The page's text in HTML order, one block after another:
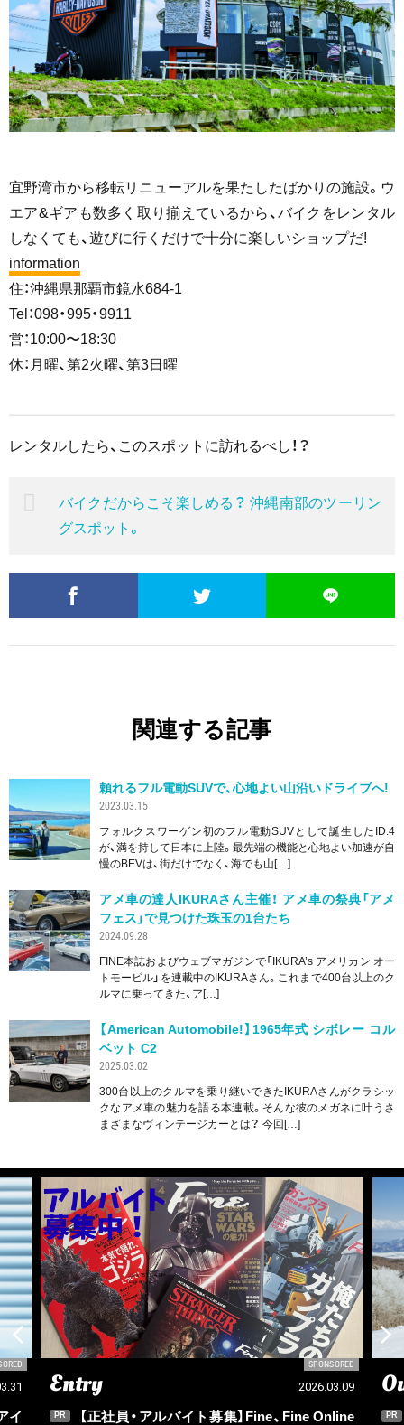
宜野湾市から移転リニューアルを果たしたばかりの施設。ウ
エア&ギアも数多く取り揃えているから、バイクをレンタル
しなくても、遊びに行くだけで十分に楽しいショップだ!
information
住：沖縄県那覇市鏡水684-1
Tel：098・995・9911
営：10:00〜18:30
休：月曜、第2火曜、第3日曜
レンタルしたら、このスポットに訪れるべし！？
バイクだからこそ楽しめる？ 沖縄南部のツーリン
グスポット。
関連する記事
頼れるフル電動SUVで、心地よい山沿いドライブへ!
2023.03.15
フォルクスワーゲン初のフル電動SUVとして誕生したID.4
が、満を持して日本に上陸。最先端の機能と心地よい加速が自
慢のBEVは、街だけでなく、海でも山[…]
アメ車の達人IKURAさん主催！ アメ車の祭典「アメ
フェス」で見つけた珠玉の1台たち
2024.09.28
FINE本誌およびウェブマガジンで「IKURA’s アメリカン オー
トモービル」を連載中のIKURAさん。これまで400台以上のク
ルマに乗ってきた、ア[…]
【American Automobile!】1965年式 シボレー コル
ベット C2
2025.03.02
300台以上のクルマを乗り継いできたIKURAさんがクラシッ
クなアメ車の魅力を語る本連載。そんな彼のメガネに叶うさ
まざまなヴィンテージカーとは？ 今回[…]
2026.03.09
、Fine Online PR この冬に訪れるといい６つのスキー場。